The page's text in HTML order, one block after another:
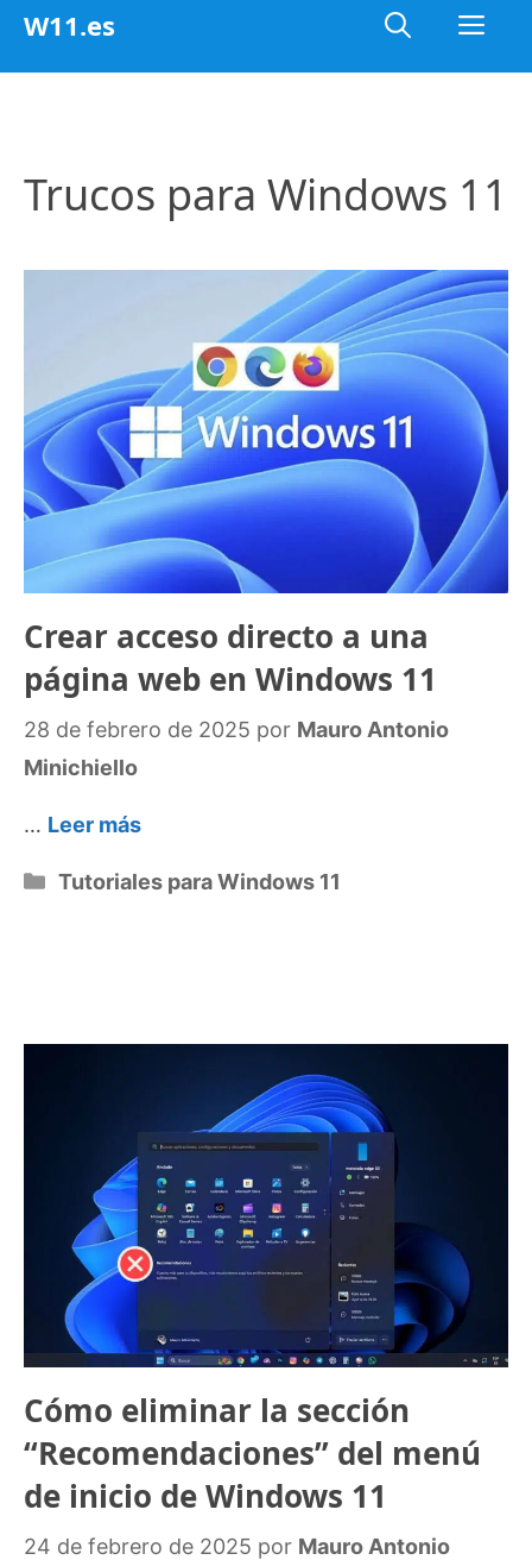
Saltar
W11.es
Trucos para Windows 11
Crear acceso directo a una
página web en Windows 11
28 de febrero de 2025 por Mauro Antonio
Minichiello
… Leer más
Categorías
Tutoriales para Windows 11
Cómo eliminar la sección
“Recomendaciones” del menú
de inicio de Windows 11
24 de febrero de 2025 por Mauro Antonio